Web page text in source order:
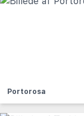
Portorosa